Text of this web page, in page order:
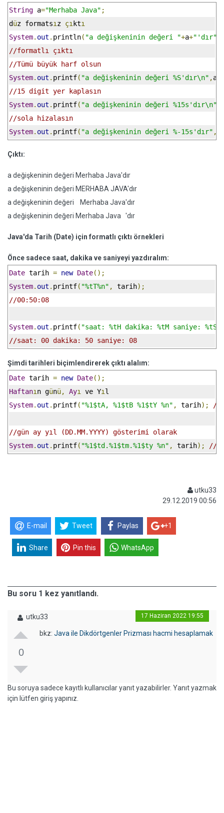
String a="Merhaba Java" ;
düz formatsı z çı ktı
System. out . println( "a değişkeninin değeri "+a+"'dır"
//formatlı çıktı
//Tümü büyük harf olsun
System. out . printf( "a değişkeninin değeri %S'dır\n" ,a
//15 digit yer kaplasın
System. out . printf( "a değişkeninin değeri %15s'dır\n"
//sola hizalasın
System. out . printf( "a değişkeninin değeri %-15s'dır" ,
Çıktı:
a değişkeninin değeri Merhaba Java'dır
a değişkeninin değeri MERHABA JAVA'dır
a değişkeninin değeri Merhaba Java'dır
a değişkeninin değeri Merhaba Java 'dır
Java'da Tarih (Date) için formatlı çıktı örnekleri
Önce sadece saat, dakika ve saniyeyi yazdıralım:
Date tarih = new Date();
System. out . printf( "%tT%n" , tarih);
//00:50:08
System. out . printf( "saat: %tH dakika: %tM saniye:
//saat: 00 dakika: 50 saniye: 08
Şimdi tarihleri biçimlendirerek çıktı alalım:
Date tarih = new Date();
Haftanı n günü, Ayı ve Yı l
System. out . printf( "%1$tA, %1$tB %1$tY %n" , tarih); //
//gün ay yıl (DD.MM.YYYY) gösterimi olarak
System. out . printf( "%1$td.%1$tm.%1$ty %n" , tarih); //
utku33
29.12.2019 00:56
E-mail Tweet Paylas +1
Share Pin this WhatsApp
Bu soru 1 kez yanıtlandı.
utku33 17 Haziran 2022 19:55
0
bkz: Java ile Dikdörtgenler Prizması hacmi hesaplamak
Bu soruya sadece kayıtlı kullanıcılar yanıt yazabilirler. Yanıt yazmak
için lütfen giriş yapınız.